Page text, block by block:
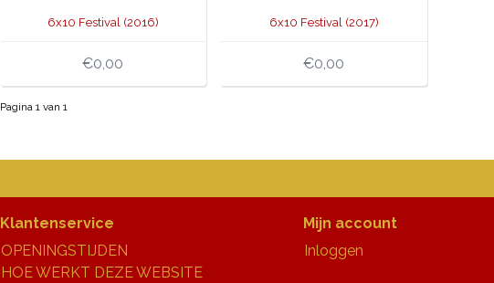
6x10 Festival (2016)
€0,00
6x10 Festival (2017)
€0,00
Pagina 1 van 1
Klantenservice
OPENINGSTIJDEN
HOE WERKT DEZE WEBSITE
Mijn account
Inloggen